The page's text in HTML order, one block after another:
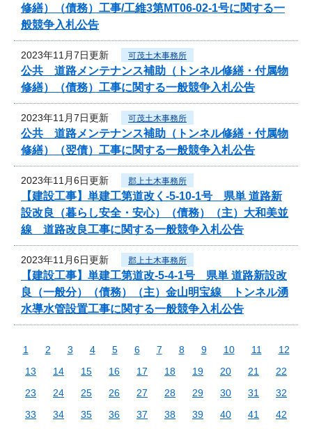
修繕）（債務）工事/工維3第MT06-02-1号に関する一
般競争入札公告
2023年11月7日更新 可茂土木事務所
公共 道路メンテナンス補助（トンネル修繕・付属物
修繕）（債務）工事に関する一般競争入札公告
2023年11月7日更新 可茂土木事務所
公共 道路メンテナンス補助（トンネル修繕・付属物
修繕）（翌債）工事に関する一般競争入札公告
2023年11月6日更新 郡上土木事務所
【建設工事】単建工第道改く-5-10-1号 県単 道路新
設改良（暮らし安全・安心）（債務）（主）大和美並
線 道路改良工事に関する一般競争入札公告
2023年11月6日更新 郡上土木事務所
【建設工事】単建工第道改-5-4-1号 県単 道路新設改
良（一般分）（債務）（主）金山明宝線 トンネル湧
水導水管設置工事に関する一般競争入札公告
1 2 3 4 5 6 7 8 9 10 11
12
13
14 15 16 17 18 19 20 21
22
23
24 25 26 27 28 29 30 31
32
33
34 35 36 37 38 39 40 41
42